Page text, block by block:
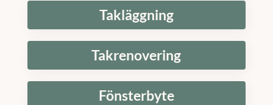
Takläggning
Takrenovering
Fönsterbyte